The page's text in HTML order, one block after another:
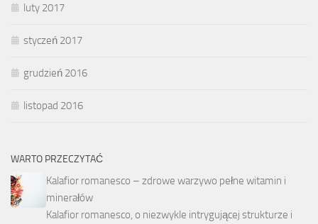
luty 2017
styczeń 2017
grudzień 2016
listopad 2016
WARTO PRZECZYTAĆ
Kalafior romanesco – zdrowe warzywo pełne witamin i
minerałów
Kalafior romanesco, o niezwykle intrygującej strukturze i